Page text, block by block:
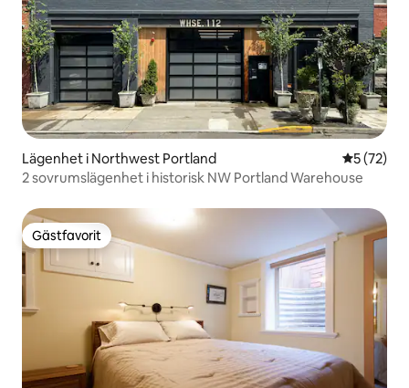
Lägenhet i Northwest Portland 5 av 5 i
5 (72)
2 sovrumslägenhet i historisk NW Portland Warehouse
Gästfavorit
Gästfavorit